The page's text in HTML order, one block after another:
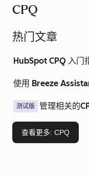
CPQ
热门文章
HubSpot CPQ 入门
使用 Breeze
测试版 管理相关的
查看更多: CPQ